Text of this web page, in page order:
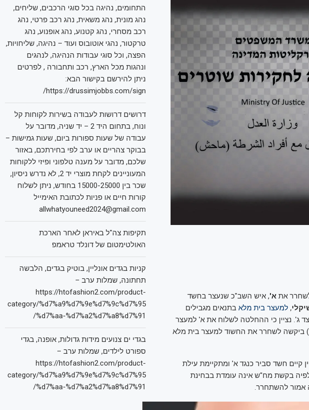
את א', איש השב"כ שנעצר בחשד
, למעצר בית מלאבתנאים מגבילים
ג'. נציין כי ההחלטה לשלוח את א' למעצר
ביקשה לשחרר את החשוד למעצר בית מלא
קיים חשד סביר כנגד א' ומתקיימת עילת
בקשת מח"ש אינה עומדת בבחינת
אמור להשתחרר.
התחומים, נהיגה בכל סוגי הרכבים, שליחים,
נהג מונית, נהג משאית, נהג רכב פרטי, נהג
רכב מסחרי, נהג קטנוע, נהג אופנוע, נהג
טרקטור, נהגי אוטובוס ועוד – נהיגה, שליחויות,
הפצה, וכל סוגי עבודות הנהיגה, לנהגים
ונהגות מכל הארץ, רכב ותחבורה , לפרטים
ניתן להירשם בקישור הבא:
https://drussimjobbs.com/sign/
דרושים דרושות לעבודה בשירות לקוחות קל
ונוח, בתחום היד 2 – יד שניה, מדובר על
עבודה של שעות ספורות ביום, שעות גמישות –
בבוקר צהריים או ערב לפי בחירתכם, באזור
שלכם, מדובר על מענה טלפוני ופיזי ללקוחות
המעוניינים לקחת מוצרי יד 2, לא נדרש ניסיון,
שכר בין 15000-25000 בחודש, ניתן לשלוח
קורות חיים או פניות לכתובת האימייל
allwhatyouneed2024@gmail.com
תקיפות צה"ל באיראן לאחר הארכת
האולטימטום של דונלד טראמפ
קניות בגדים אונליין, בוטיק בגדים, הלבשה
תחתונה, שמלות ערב –
https://htofashion2.com/product-
category/%d7%a9%d7%9e%d7%9c%d7%95
%d7%aa-%d7%a2%d7%a8%d7%91/
בגדי ים צנועים מידות גדולות, אופנה, בגדי
ספורט לילדים, שמלות ערב –
https://htofashion2.com/product-
category/%d7%a9%d7%9e%d7%9c%d7%95
%d7%aa-%d7%a2%d7%a8%d7%91/